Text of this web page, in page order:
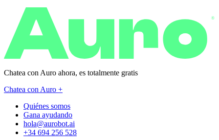
®
Chatea con Auro ahora, es totalmente gratis
Chatea con Auro +
Quiénes somos
Gana ayudando
hola@aurobot.ai
+34 694 256 528